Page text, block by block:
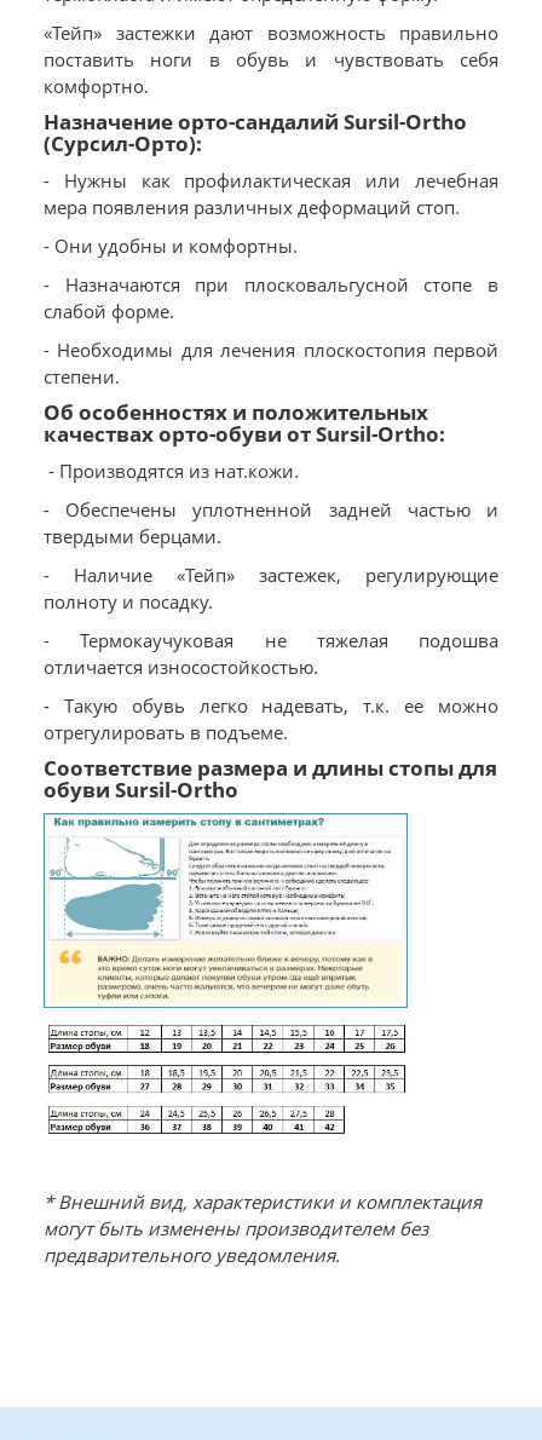
«Тейп» застежки дают возможность правильно
поставить ноги в обувь и чувствовать себя
комфортно.
Назначение орто-сандалий Sursil-Ortho
(Сурсил-Орто):
- Нужны как профилактическая или лечебная
мера появления различных деформаций стоп.
- Они удобны и комфортны.
- Назначаются при плосковальгусной стопе в
слабой форме.
- Необходимы для лечения плоскостопия первой
степени.
Об особенностях и положительных
качествах орто-обуви от Sursil-Ortho:
- Производятся из нат.кожи.
- Обеспечены уплотненной задней частью и
твердыми берцами.
- Наличие «Тейп» застежек, регулирующие
полноту и посадку.
- Термокаучуковая не тяжелая подошва
отличается износостойкостью.
- Такую обувь легко надевать, т.к. ее можно
отрегулировать в подъеме.
Соответствие размера и длины стопы для
обуви Sursil-Ortho
* Внешний вид, характеристики и комплектация
могут быть изменены производителем без
предварительного уведомления.